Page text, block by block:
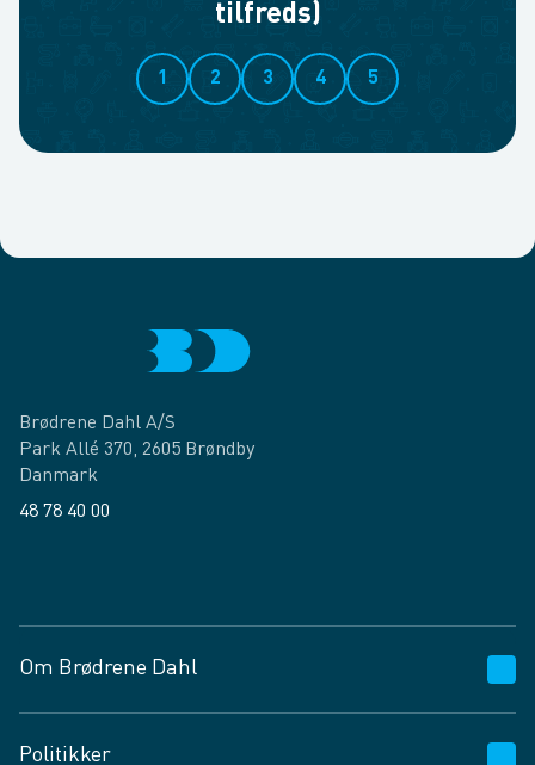
tilfreds)
1 2 3 4 5
Brødrene Dahl A/S
Park Allé 370, 2605 Brøndby
Danmark
48 78 40 00
Om Brødrene Dahl
Politikker